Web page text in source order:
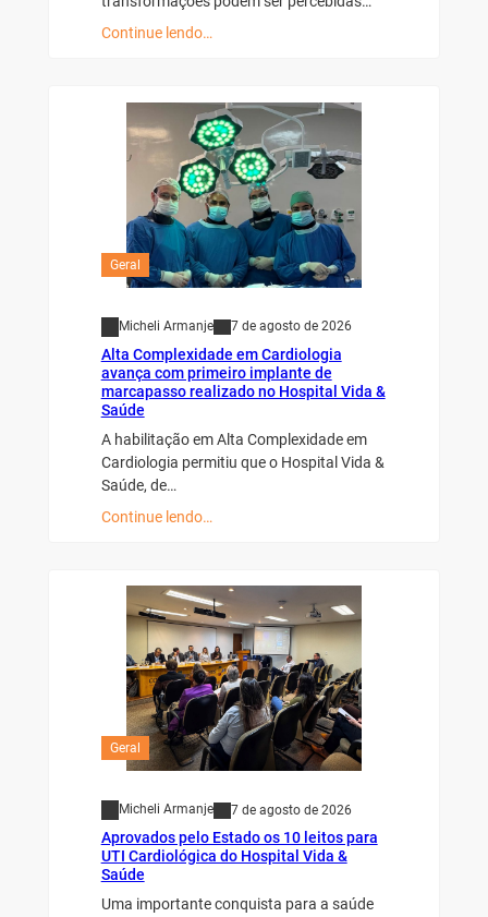
Continue lendo…
Geral
Micheli Armanje 7 de agosto de 2026
Alta Complexidade em Cardiologia
avança com primeiro implante de
marcapasso realizado no Hospital Vida &
Saúde
A habilitação em Alta Complexidade em
Cardiologia permitiu que o Hospital Vida &
Saúde, de…
Continue lendo…
Geral
Micheli Armanje 7 de agosto de 2026
Aprovados pelo Estado os 10 leitos para
UTI Cardiológica do Hospital Vida &
Saúde
Uma importante conquista para a saúde